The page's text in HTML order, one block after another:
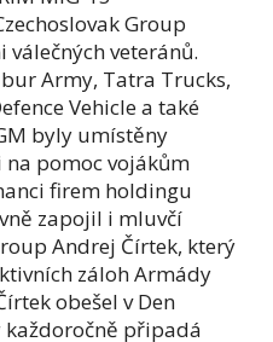
Group
veteránů.
Army, Tatra Trucks,
Vehicle a také
byly umístěny
pomoc vojákům
firem holdingu
zapojil i mluvčí
Andrej Čírtek, který
záloh Armády
obešel v Den
každoročně připadá